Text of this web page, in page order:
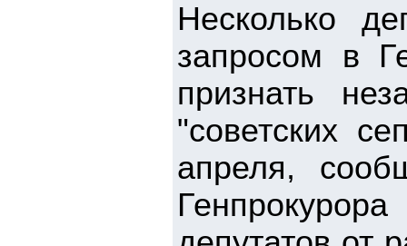
Несколько
запросом в
признать
"советских
апреля,